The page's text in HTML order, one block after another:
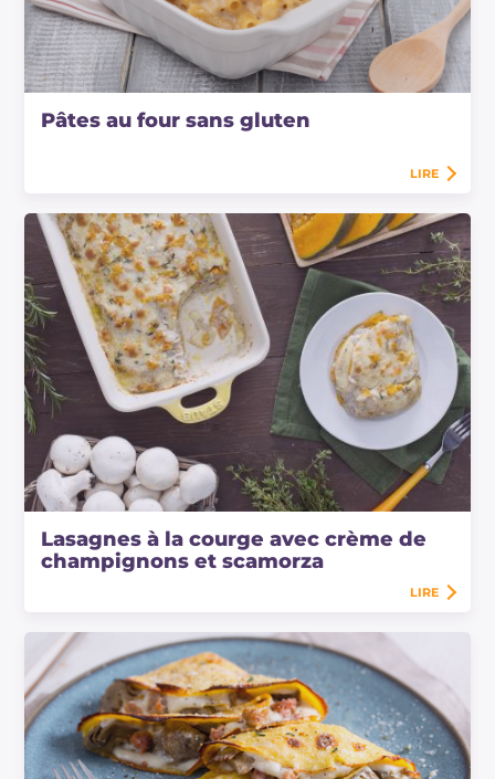
Pâtes au four sans gluten
LIRE
Lasagnes à la courge avec crème de
champignons et scamorza
LIRE